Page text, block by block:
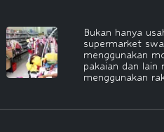
Bukan hanya
supermarket
menggunakan
pakaian dan lain
menggunakan